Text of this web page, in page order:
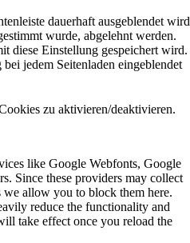
dauerhaft ausgeblendet wird
wurde, abgelehnt werden.
diese Einstellung gespeichert wird.
jedem Seitenladen eingeblendet
zu aktivieren/deaktivieren.
like Google Webfonts, Google
Since these providers may collect
we allow you to block them here.
reduce the functionality and
take effect once you reload the